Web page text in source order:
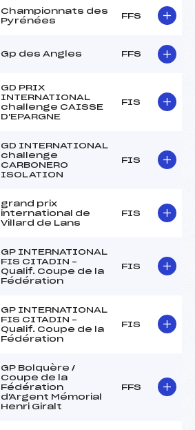
Championnats des
Pyrénées
FFS
Gp des Angles FFS
GD PRIX
INTERNATIONAL
challenge CAISSE
D'EPARGNE
FIS
GD INTERNATIONAL
challenge
CARBONERO
ISOLATION
FIS
grand prix
international de
Villard de Lans
FIS
GP INTERNATIONAL
FIS CITADIN –
Qualif. Coupe de la
Fédération
FIS
GP INTERNATIONAL
FIS CITADIN –
Qualif. Coupe de la
Fédération
FIS
GP Bolquère /
Coupe de la
Fédération
d'Argent Mémorial
Henri Giralt
FFS